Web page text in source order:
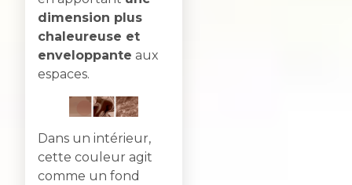
dimension plus
chaleureuse et
enveloppante aux
espaces.
Dans un intérieur,
cette couleur agit
comme un fond